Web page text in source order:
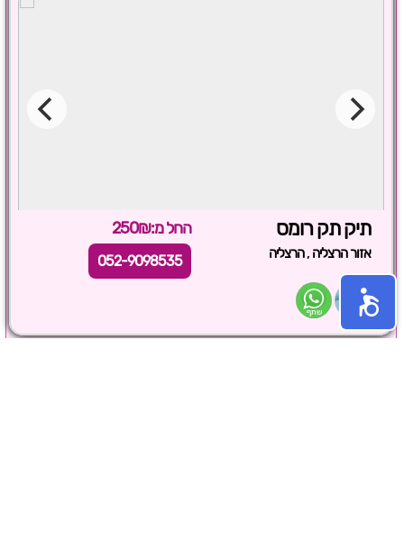
תיק תק רומס החל מ:250₪
אזור הרצליה ,הרצליה 052-9098535